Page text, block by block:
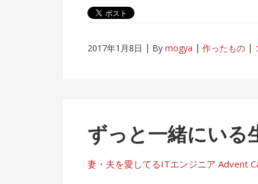
2017年1月8日 By mogya 作ったもの
ずっと一緒にいる
妻・夫を愛してるITエンジニア Advent